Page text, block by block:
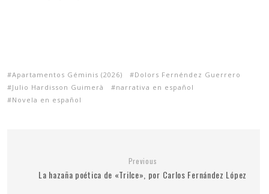
Apartamentos Géminis (2026)
Dolors Fernéndez Guerrero
Julio Hardisson Guimerà
narrativa en español
Novela en español
Previous
La hazaña poética de «Trilce», por Carlos Fernández López